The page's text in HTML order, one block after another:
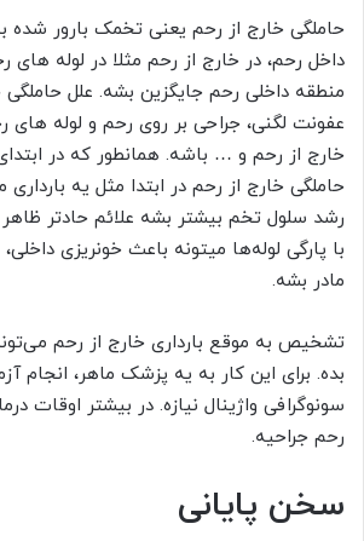
حاملگی خارج از رحم یعنی تخمک بارور شده
داخل رحم، در خارج از رحم مثلا در لوله های
منطقه داخلی رحم جایگزین بشه. علل حاملگی
عفونت لگنی، جراحی بر روی رحم و لوله های
خارج از رحم و … باشه. همانطور که در
حاملگی خارج از رحم در ابتدا مثل یه
رشد سلول تخم بیشتر بشه علائم حادتر
با پارگی لوله‌ها میتونه باعث خونریزی
مادر بشه.
تشخیص به موقع بارداری خارج از رحم
بده. برای این کار به یه پزشک ماهر، انجام
سونوگرافی واژینال نیازه. در بیشتر اوقات
رحم جراحیه.
سخن پایانی